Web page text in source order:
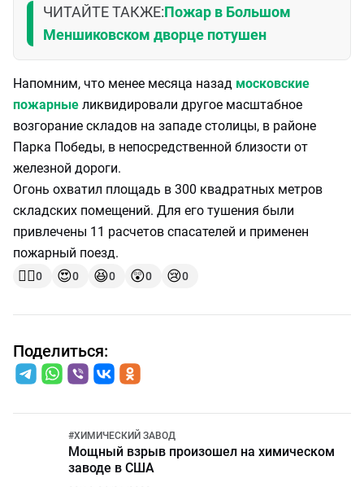
ЧИТАЙТЕ ТАКЖЕ:Пожар в Большом
Меншиковском дворце потушен
Напомним, что менее месяца назад московские
пожарные ликвидировали другое масштабное
возгорание складов на западе столицы, в районе
Парка Победы, в непосредственной близости от
железной дороги.
Огонь охватил площадь в 300 квадратных метров
складских помещений. Для его тушения были
привлечены 11 расчетов спасателей и применен
пожарный поезд.
👍🏻0 😍0 😆0 😲0 😢0
Поделиться:
#ХИМИЧЕСКИЙ ЗАВОД
Мощный взрыв произошел на химическом
заводе в США